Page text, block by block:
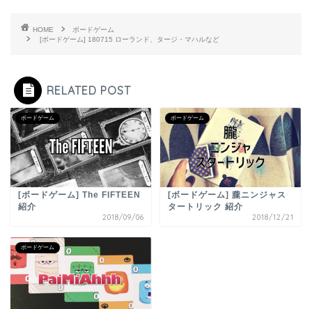
HOME
ボードゲーム
[ボードゲーム] 180715 ローランド、タージ・マハルなど
RELATED POST
ボードゲーム
[ボードゲーム] The FIFTEEN
紹介
2018/09/06
ボードゲーム
[ボードゲーム] 朧ニンジャス
タートリック 紹介
2018/12/21
ボードゲーム